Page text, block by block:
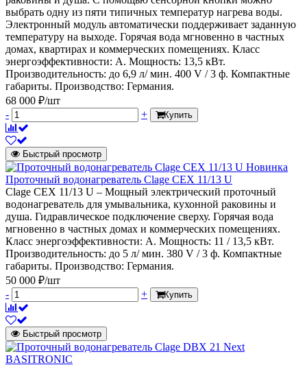
выбрать одну из пяти типичных температур нагрева воды.
Электронный модуль автоматически поддерживает заданную
температуру на выходе. Горячая вода мгновенно в частных
домах, квартирах и коммерческих помещениях. Класс
энергоэффективности: А. Мощность: 13,5 кВт.
Производительность: до 6,9 л/ мин. 400 V / 3 ф. Компактные
габариты. Производство: Германия.
68 000 ₽/шт
-
+ Купить
Быстрый просмотр
Новинка
Проточный водонагреватель Clage CEX 11/13 U
Clage CEX 11/13 U – Мощный электрический проточный
водонагреватель для умывальника, кухонной раковины и
душа. Гидравлическое подключение сверху. Горячая вода
мгновенно в частных домах и коммерческих помещениях.
Класс энергоэффективности: А. Мощность: 11 / 13,5 кВт.
Производительность: до 5 л/ мин. 380 V / 3 ф. Компактные
габариты. Производство: Германия.
50 000 ₽/шт
-
+ Купить
Быстрый просмотр